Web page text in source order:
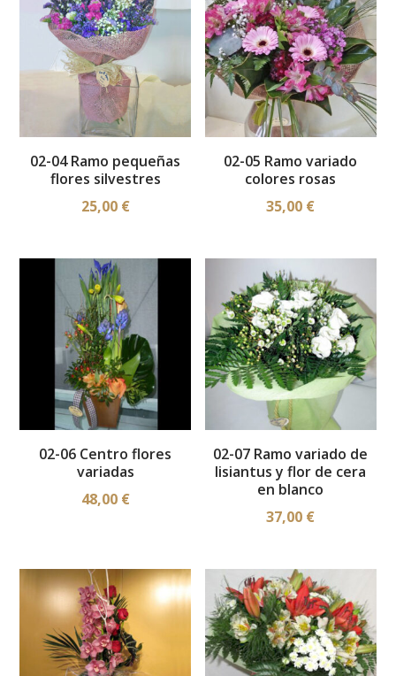
02-04 Ramo pequeñas
flores silvestres
25,00 €
02-05 Ramo variado
colores rosas
35,00 €
02-06 Centro flores
variadas
48,00 €
02-07 Ramo variado de
lisiantus y flor de cera
en blanco
37,00 €